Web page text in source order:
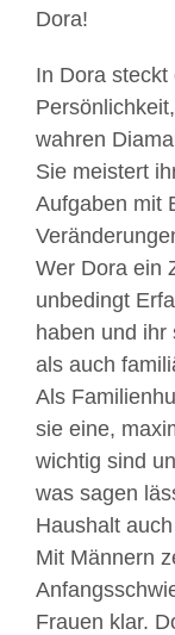
Dora!
In Dora
wahren
Sie meistert
Aufgaben mit
Wer Dora ein
unbedingt
haben und
als auch
Als
sie eine,
wichtig sind
was sagen
Haushalt
Mit Männern
Frauen klar.